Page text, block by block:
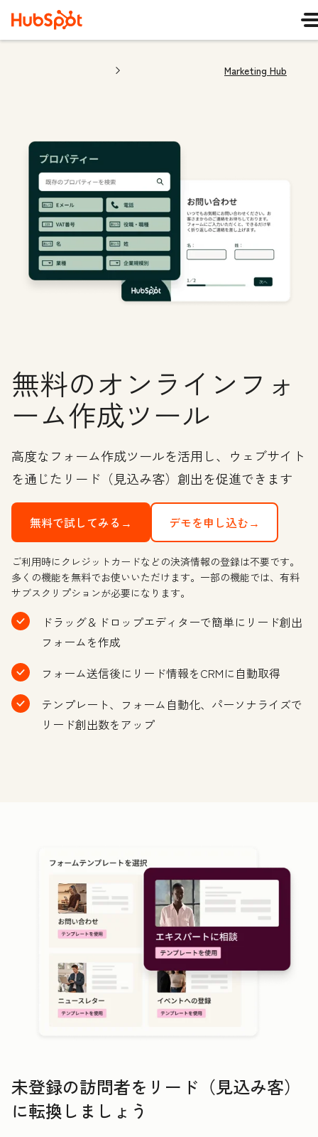
Marketing Hub
無料のオンラインフォ
ーム作成ツール
高度なフォーム作成ツールを活用し、ウェブサイト
を通じたリード（見込み客）創出を促進できます
無料で試してみる→ デモを申し込む→
ご利用時にクレジットカードなどの決済情報の登録は不要です。
多くの機能を無料でお使いいただけます。一部の機能では、有料
サブスクリプションが必要になります。
ドラッグ＆ドロップエディターで簡単にリード創出
フォームを作成
フォーム送信後にリード情報をCRMに自動取得
テンプレート、フォーム自動化、パーソナライズで
リード創出数をアップ
未登録の訪問者をリード（見込み客）
に転換しましょう